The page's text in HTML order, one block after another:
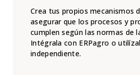
Crea tus propios mecanismos
asegurar que los procesos y
cumplen según las normas de
Intégrala con ERPagro o
independiente.